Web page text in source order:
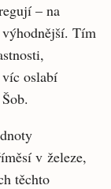
– na
Tím
víc oslabí
v železe,
těchto